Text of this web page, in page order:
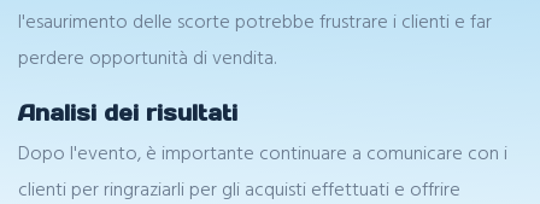
l'esaurimento delle scorte potrebbe frustrare i clienti e far
perdere opportunità di vendita.
Analisi dei risultati
Dopo l'evento, è importante continuare a comunicare con i
clienti per ringraziarli per gli acquisti effettuati e offrire